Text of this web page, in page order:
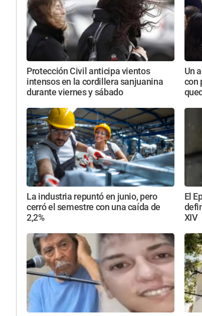
Protección Civil anticipa vientos
intensos en la cordillera sanjuanina
durante viernes y sábado
Un
con
La industria repuntó en junio, pero
cerró el semestre con una caída de
2,2%
El
XIV